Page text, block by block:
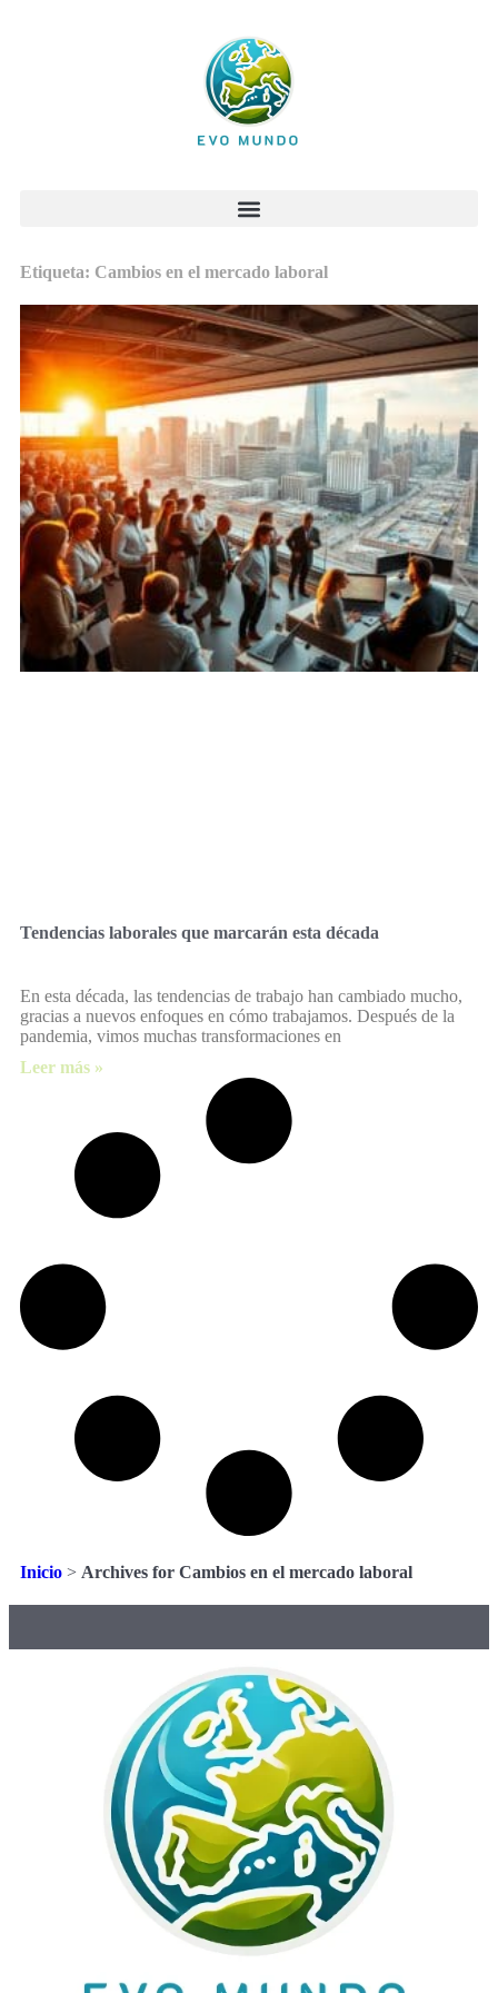
Etiqueta: Cambios en el mercado laboral
Tendencias laborales que marcarán esta década
En esta década, las tendencias de trabajo han cambiado mucho,
gracias a nuevos enfoques en cómo trabajamos. Después de la
pandemia, vimos muchas transformaciones en
Leer más »
Inicio > Archives for Cambios en el mercado laboral